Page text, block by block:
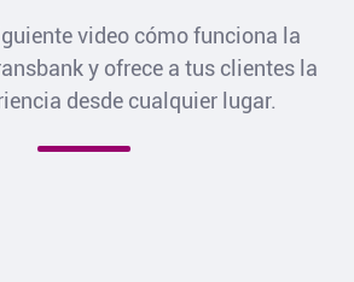
video cómo funciona la
y ofrece a tus clientes la
desde cualquier lugar.